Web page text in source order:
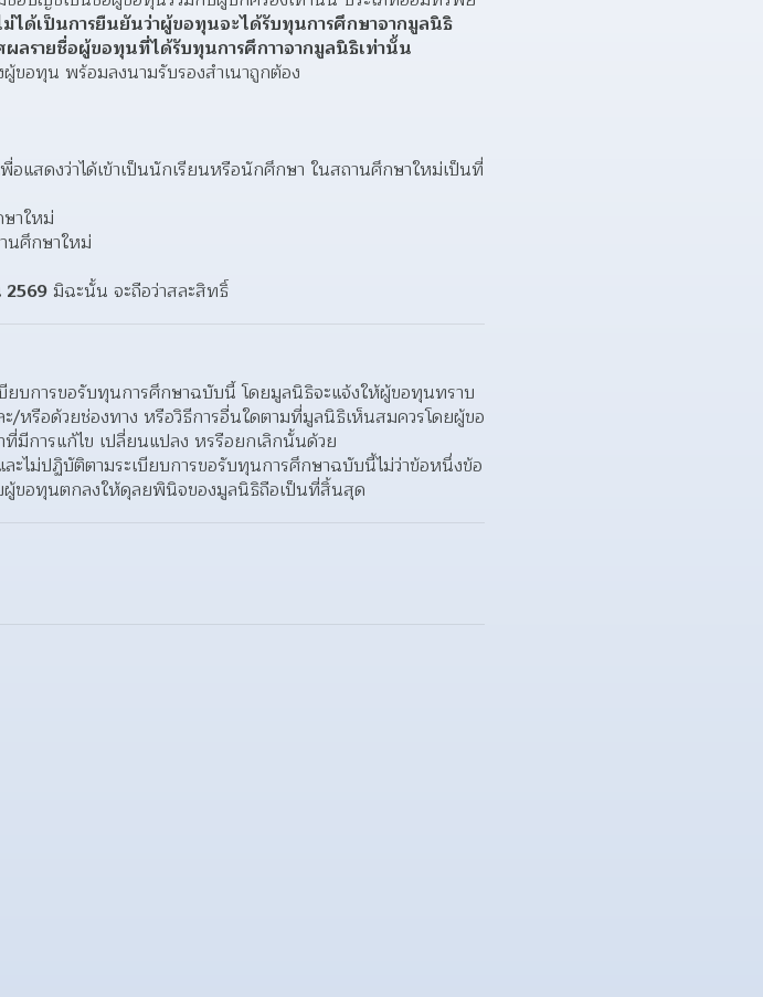
ได้เป็นการยืนยันว่าผู้ขอทุนจะได้รับทุนการศึกษาจากมูลนิธิ
ลรายชื่อผู้ขอทุนที่ได้รับทุนการศึกาาจากมูลนิธิเท่านั้น
ผู้ขอทุน พร้อมลงนามรับรองสำเนาถูกต้อง
สดงว่าได้เข้าเป็นนักเรียนหรือนักศึกษา ในสถานศึกษาใหม่เป็นที่
าใหม่
ศึกษาใหม่
มิฉะนั้น จะถือว่าสละสิทธิ์
ยบการขอรับทุนการศึกษาฉบับนี้ โดยมูลนิธิจะแจ้งให้ผู้ขอทุนทราบ
/หรือด้วยช่องทาง หรือวิธีการอื่นใดตามที่มูลนิธิเห็นสมควรโดยผู้ขอ
มีการแก้ไข เปลี่ยนแปลง หรรือยกเลิกนั้นด้วย
ไม่ปฏิบัติตามระเบียบการขอรับทุนการศึกษาฉบับนี้ไม่ว่าข้อหนึ่งข้อ
ขอทุนตกลงให้ดุลยพินิจของมูลนิธิถือเป็นที่สิ้นสุด